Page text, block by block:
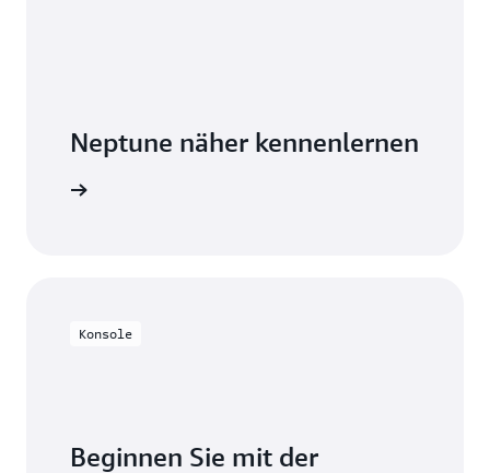
Neptune näher kennenlernen
Konsole
Beginnen Sie mit der